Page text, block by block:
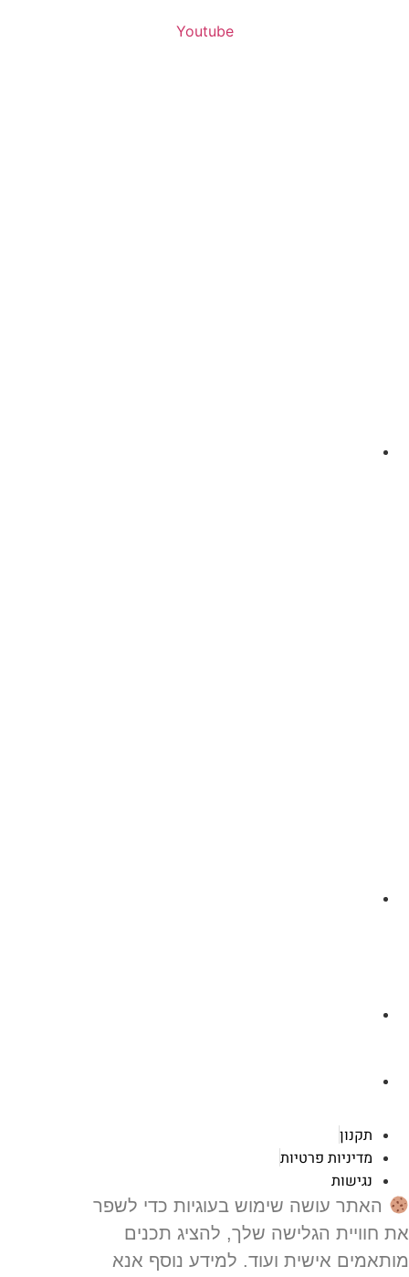
Youtube
תקנון
מדיניות פרטיות
נגישות
האתר עושה שימוש בעוגיות כדי לשפר
חוויית הגלישה שלך, להציג תכנים
אישית ועוד. למידע נוסף אנא